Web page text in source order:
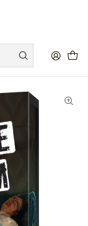
sobre
- Español